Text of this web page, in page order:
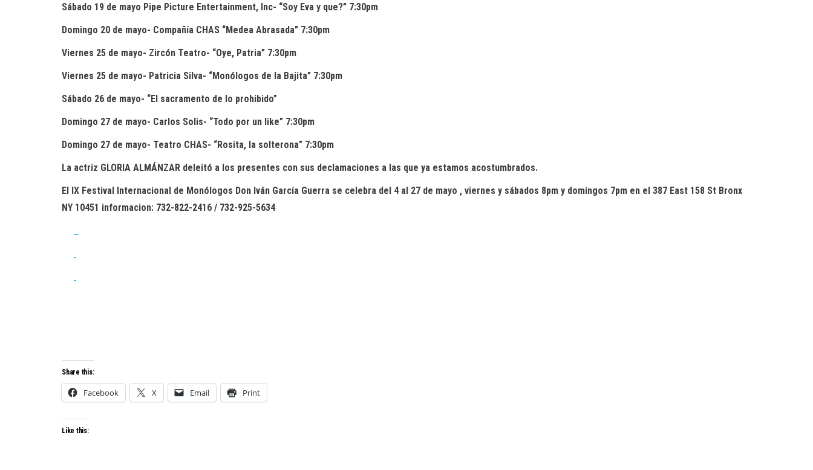
Sábado 19 de mayo Pipe Picture Entertainment, Inc- “Soy Eva y que?” 7:30pm
Domingo 20 de mayo- Compañía CHAS “Medea Abrasada” 7:30pm
Viernes 25 de mayo- Zircón Teatro- “Oye, Patria” 7:30pm
Viernes 25 de mayo- Patricia Silva- “Monólogos de la Bajita” 7:30pm
Sábado 26 de mayo- “El sacramento de lo prohibido”
Domingo 27 de mayo- Carlos Solis- “Todo por un like” 7:30pm
Domingo 27 de mayo- Teatro CHAS- “Rosita, la solterona” 7:30pm
La actriz GLORIA ALMÁNZAR deleitó a los presentes con sus declamaciones a las que ya estamos acostumbrados.
El IX Festival Internacional de Monólogos Don Iván García Guerra se celebra del 4 al 27 de mayo , viernes y sábados 8pm y domingos 7pm en el 387 East 158 St Bronx
NY 10451 informacion: 732-822-2416 / 732-925-5634
Share this:
Facebook X Email Print
Like this: